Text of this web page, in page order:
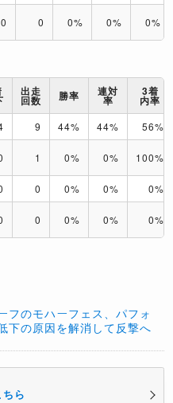
0 0 0% 0% 0%
出走
回数 勝率 連対
率
3着
内率
9 44% 44% 56%
1 0% 0% 100%
0 0% 0% 0%
0 0% 0% 0%
フのモハーフェス、パフォ
下の原因を解消して反撃へ
ら